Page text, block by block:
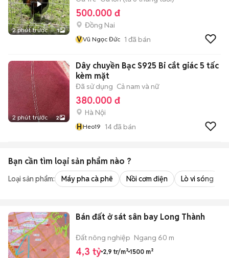
2 phút trước 1
500.000 đ
Đồng Nai
VVũ Ngọc Đức 1 đã bán
2 phút trước 2
Dây chuyền Bạc S925 Bi cắt giác 5 tấc
kèm mặt
Đã sử dụng Cả nam và nữ
380.000 đ
Hà Nội
HHeo19 14đã bán
Bạn cần tìm loại sản phẩm nào ?
Loại sản phẩm: Máy pha cà phê Nồi cơm điện Lò vi sóng
Bán đất ở sát sân bay Long Thành
Đất nông nghiệp Ngang 60 m
4,3 tỷ 2,9 tr/m² 1500 m²